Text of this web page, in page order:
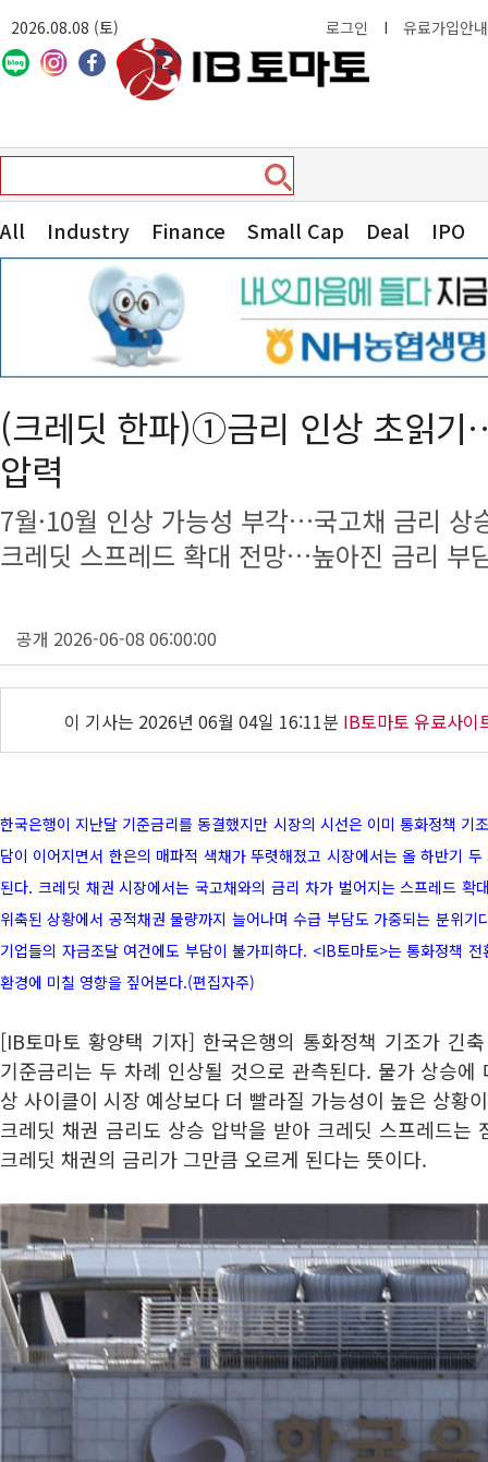
2026.08.08 (토) 로그인 I 유료가입안내
All Industry Finance Small Cap Deal IPO
(크레딧 한파)①금리 인상 초읽기
압력
7월·10월 인상 가능성 부각…국고채 금리 상
크레딧 스프레드 확대 전망…높아진 금리 부
공개 2026-06-08 06:00:00
이 기사는 2026년 06월 04일 16:11분 IB토마토 유료사이
한국은행이 지난달 기준금리를 동결했지만 시장의 시선은 이미 통화정책 기
담이 이어지면서 한은의 매파적 색채가 뚜렷해졌고 시장에서는 올 하반기
된다. 크레딧 채권 시장에서는 국고채와의 금리 차가 벌어지는 스프레드 확
위축된 상황에서 공적채권 물량까지 늘어나며 수급 부담도 가중되는 분위
기업들의 자금조달 여건에도 부담이 불가피하다. <IB토마토>는 통화정책
환경에 미칠 영향을 짚어본다.(편집자주)
[IB토마토 황양택 기자] 한국은행의 통화정책 기조가 긴
기준금리는 두 차례 인상될 것으로 관측된다. 물가 상승
상 사이클이 시장 예상보다 더 빨라질 가능성이 높은 상황
크레딧 채권 금리도 상승 압박을 받아 크레딧 스프레드는
크레딧 채권의 금리가 그만큼 오르게 된다는 뜻이다.